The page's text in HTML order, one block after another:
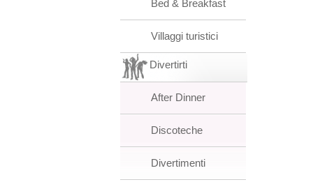
Bed & Breakfast
Villaggi turistici
Divertirti
After Dinner
Discoteche
Divertimenti